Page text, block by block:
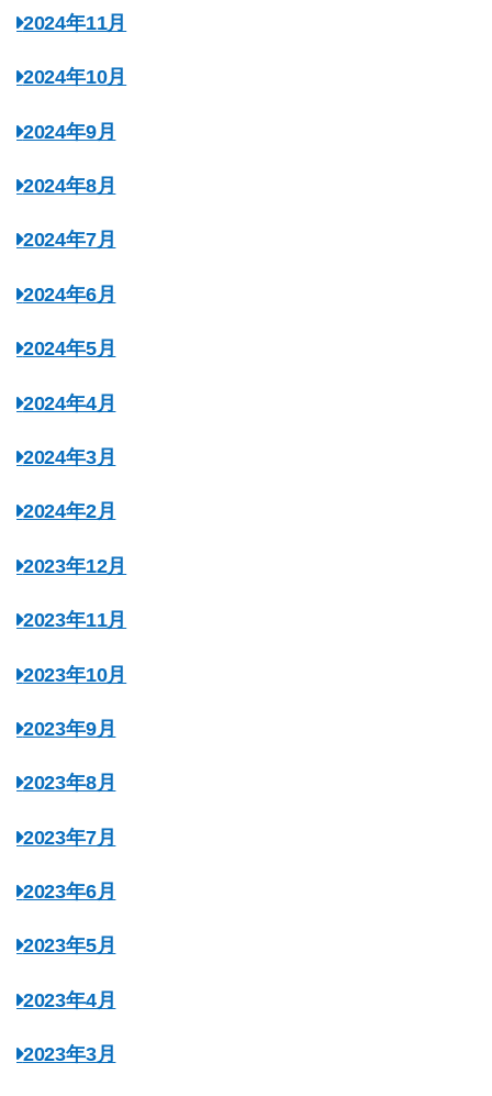
2024年11月
2024年10月
2024年9月
2024年8月
2024年7月
2024年6月
2024年5月
2024年4月
2024年3月
2024年2月
2023年12月
2023年11月
2023年10月
2023年9月
2023年8月
2023年7月
2023年6月
2023年5月
2023年4月
2023年3月